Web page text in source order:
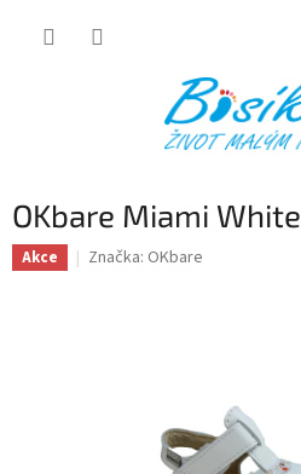
OKbare Miami White
Akce Značka: OKbare